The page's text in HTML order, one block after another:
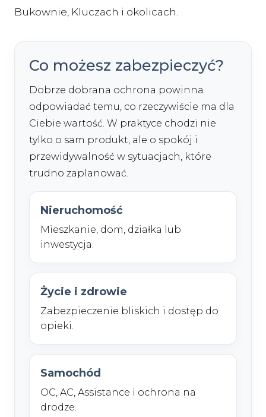
Bukownie, Kluczach i okolicach.
Co możesz zabezpieczyć?
Dobrze dobrana ochrona powinna
odpowiadać temu, co rzeczywiście ma dla
Ciebie wartość. W praktyce chodzi nie
tylko o sam produkt, ale o spokój i
przewidywalność w sytuacjach, które
trudno zaplanować.
Nieruchomość
Mieszkanie, dom, działka lub
inwestycja.
Życie i zdrowie
Zabezpieczenie bliskich i dostęp do
opieki.
Samochód
OC, AC, Assistance i ochrona na
drodze.